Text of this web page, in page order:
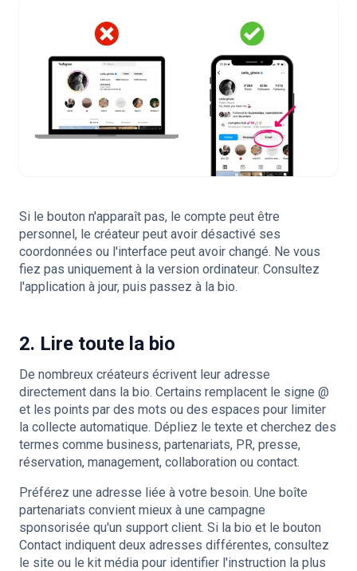
Si le bouton n'apparaît pas, le compte peut être
personnel, le créateur peut avoir désactivé ses
coordonnées ou l'interface peut avoir changé. Ne vous
fiez pas uniquement à la version ordinateur. Consultez
l'application à jour, puis passez à la bio.
2. Lire toute la bio
De nombreux créateurs écrivent leur adresse
directement dans la bio. Certains remplacent le signe @
et les points par des mots ou des espaces pour limiter
la collecte automatique. Dépliez le texte et cherchez des
termes comme business, partenariats, PR, presse,
réservation, management, collaboration ou contact.
Préférez une adresse liée à votre besoin. Une boîte
partenariats convient mieux à une campagne
sponsorisée qu'un support client. Si la bio et le bouton
Contact indiquent deux adresses différentes, consultez
le site ou le kit média pour identifier l'instruction la plus